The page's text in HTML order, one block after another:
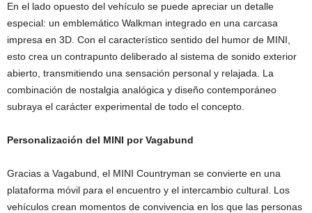
En el lado opuesto del vehículo se puede apreciar un detalle
especial: un emblemático Walkman integrado en una carcasa
impresa en 3D. Con el característico sentido del humor de MINI,
esto crea un contrapunto deliberado al sistema de sonido exterior
abierto, transmitiendo una sensación personal y relajada. La
combinación de nostalgia analógica y diseño contemporáneo
subraya el carácter experimental de todo el concepto.
Personalización del MINI por Vagabund
Gracias a Vagabund, el MINI Countryman se convierte en una
plataforma móvil para el encuentro y el intercambio cultural. Los
vehículos crean momentos de convivencia en los que las personas